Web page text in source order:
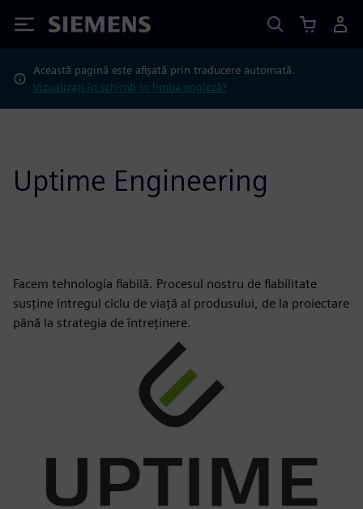
Siemens
Această pagină este afișată prin traducere automată.
Vizualizați în schimb în limba engleză?
Uptime Engineering
Facem tehnologia fiabilă. Procesul nostru de fiabilitate
susține întregul ciclu de viață al produsului, de la proiectare
până la strategia de întreținere.